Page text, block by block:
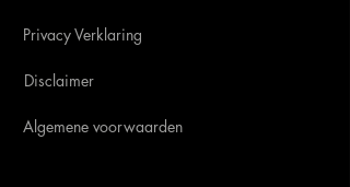
Privacy Verklaring
Disclaimer
Algemene voorwaarden